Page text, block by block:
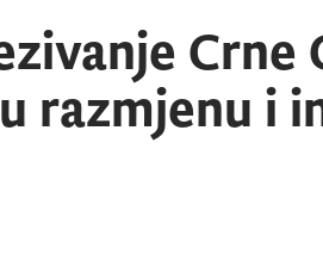
Crne
razmjenu i